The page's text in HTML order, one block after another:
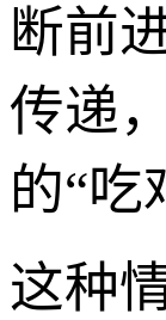
断前
传递
的“吃
这种